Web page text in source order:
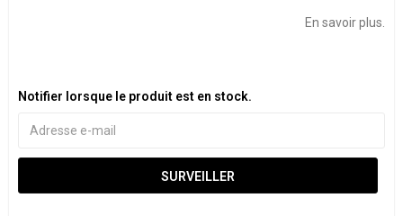
En savoir plus.
Notifier lorsque le produit est en stock.
SURVEILLER